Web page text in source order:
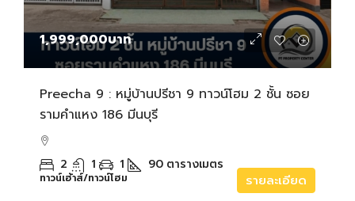
1,999,000บาท
Preecha 9 : หมู่บ้านปรีชา 9 ทาวน์โฮม 2 ชั้น ซอย
รามคำแหง 186 มีนบุรี
2 1 1 90 ตารางเมตร
ทาวน์เฮ้าส์/ทาวน์โฮม รายละเอียด